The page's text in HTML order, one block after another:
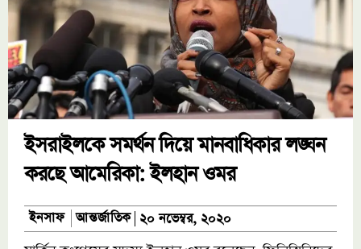
ইসরাইলকে সমর্থন দিয়ে মানবাধিকার লঙ্ঘন
করছে আমেরিকা: ইলহান ওমর
ইনসাফ আন্তর্জাতিক ২০ নভেম্বর, ২০২০